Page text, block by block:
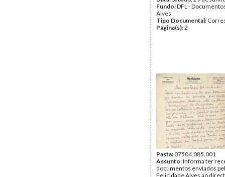
Fundo:DFL -
Alves
Tipo Documental:
Página(s):2
Pasta:07504.085.001
Assunto:Informa ter
documentos enviados
Felicidade Alves ao